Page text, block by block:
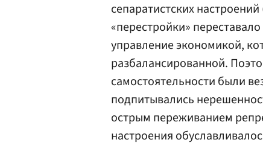
сепаратистских
«перестройки»
управление экономикой,
разбалансированной.
самостоятельности были
подпитывались
острым переживанием
настроения